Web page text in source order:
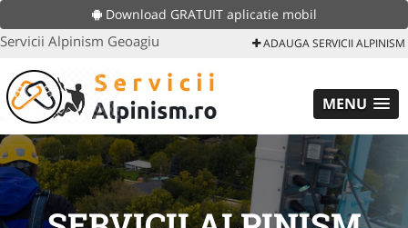
Download GRATUIT aplicatie mobil
Servicii Alpinism Geoagiu ADAUGA SERVICII ALPINISM
MENU